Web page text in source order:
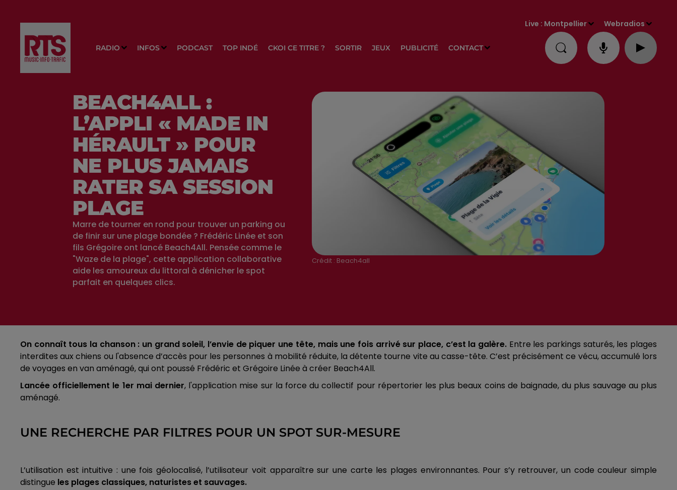
RADIO INFOS PODCAST TOP INDÉ CKOI CE TITRE ? SORTIR JEUX PUBLICITÉ CONTACT
Live : Montpellier Webradios
Crédit : Beach4all
BEACH4ALL :
L’APPLI « MADE IN
HÉRAULT » POUR
NE PLUS JAMAIS
RATER SA SESSION
PLAGE
Marre de tourner en rond pour trouver un parking ou
de finir sur une plage bondée ? Frédéric Linée et son
fils Grégoire ont lancé Beach4All. Pensée comme le
"Waze de la plage", cette application collaborative
aide les amoureux du littoral à dénicher le spot
parfait en quelques clics.
On connaît tous la chanson : un grand soleil, l’envie de piquer une tête, mais une fois arrivé sur place, c’est la galère.Entre les parkings saturés, les plages
interdites aux chiens ou l'absence d’accès pour les personnes à mobilité réduite, la détente tourne vite au casse-tête. C’est précisément ce vécu, accumulé lors
de voyages en van aménagé, qui ont poussé Frédéric et Grégoire Linée à créer Beach4All.
Lancée officiellement le 1er mai dernier, l'application mise sur la force du collectif pour répertorier les plus beaux coins de baignade, du plus sauvage au plus
aménagé.
UNE RECHERCHE PAR FILTRES POUR UN SPOT SUR-MESURE
L’utilisation est intuitive : une fois géolocalisé, l’utilisateur voit apparaître sur une carte les plages environnantes. Pour s’y retrouver, un code couleur simple
distingue les plages classiques, naturistes et sauvages.